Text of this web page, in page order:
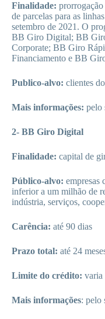
Finalidade:
de parcelas para as
setembro de 2021. O
BB Giro Digital; BB
Corporate; BB Giro
Financiamento e BB
Publico-alvo: clientes
Mais informações: pelo
2- BB Giro Digital
Finalidade: capital de
Público-alvo: empresas
inferior a um milhão de
indústria, serviços,
Carência: até 90 dias
Prazo total: até 24
Limite do crédito: varia
Mais informações: pelo